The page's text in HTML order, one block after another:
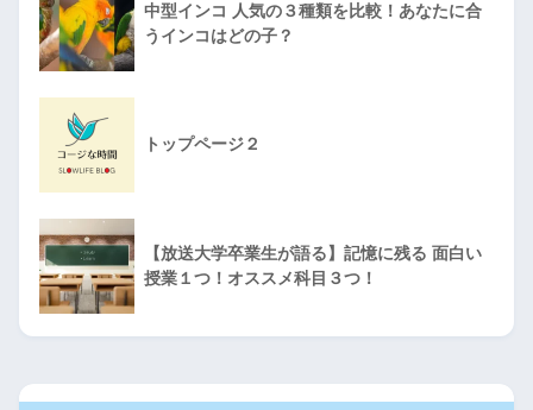
中型インコ 人気の３種類を比較！あなたに合
うインコはどの子？
トップページ２
【放送大学卒業生が語る】記憶に残る 面白い
授業１つ！オススメ科目３つ！